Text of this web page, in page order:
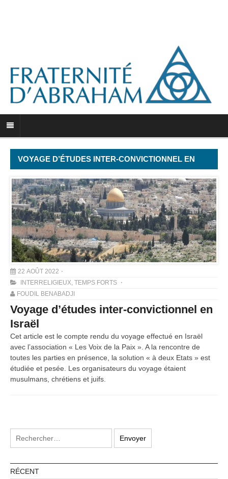
VOYAGE D’ÉTUDES INTER-CONVICTIONNEL EN
ISRAËL
22 AOÛT 2022
INTERRELIGIEUX, TEMPS FORTS
FOUDIL BENABADJI
Voyage d’études inter-convictionnel en
Israël
Cet article est le compte rendu du voyage effectué en Israël
avec l’association « Les Voix de la Paix ». A la rencontre de
toutes les parties en présence, la solution « à deux Etats » est
étudiée et pesée. Les organisateurs du voyage étaient
musulmans, chrétiens et juifs.
RÉCENT